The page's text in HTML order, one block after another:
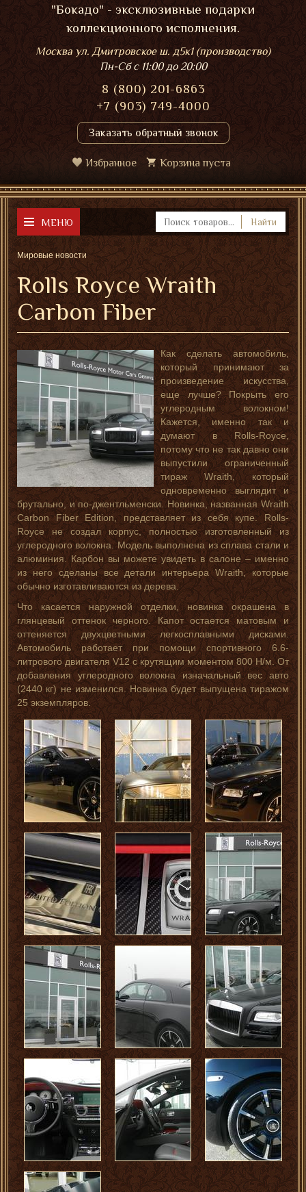
"Бокадо" - эксклюзивные подарки
коллекционного исполнения.
Москва ул. Дмитровское ш. д5к1 (производство)
Пн-Сбс 11:00 до 20:00
8 (800) 201-6863
+7 (903) 749-4000
Заказать обратный звонок
Избранное Корзина пуста
МЕНЮ Найти
Мировые новости
Rolls Royce Wraith
Carbon Fiber
Как сделать автомобиль,
который принимают за
произведение искусства,
еще лучше? Покрыть его
углеродным волокном!
Кажется, именно так и
думают в Rolls-Royce,
потому что не так давно они
выпустили ограниченный
тираж Wraith, который
одновременно выглядит и
брутально, и по-джентльменски. Новинка, названная Wraith
Carbon Fiber Edition, представляет из себя купе. Rolls-
Royce не создал корпус, полностью изготовленный из
углеродного волокна. Модель выполнена из сплава стали и
алюминия. Карбон вы можете увидеть в салоне – именно
из него сделаны все детали интерьера Wraith, которые
обычно изготавливаются из дерева.
Что касается наружной отделки, новинка окрашена в
глянцевый оттенок черного. Капот остается матовым и
оттеняется двухцветными легкосплавными дисками.
Автомобиль работает при помощи спортивного 6.6-
литрового двигателя V12 с крутящим моментом 800 Н/м. От
добавления углеродного волокна изначальный вес авто
(2440 кг) не изменился. Новинка будет выпущена тиражом
25 экземпляров.